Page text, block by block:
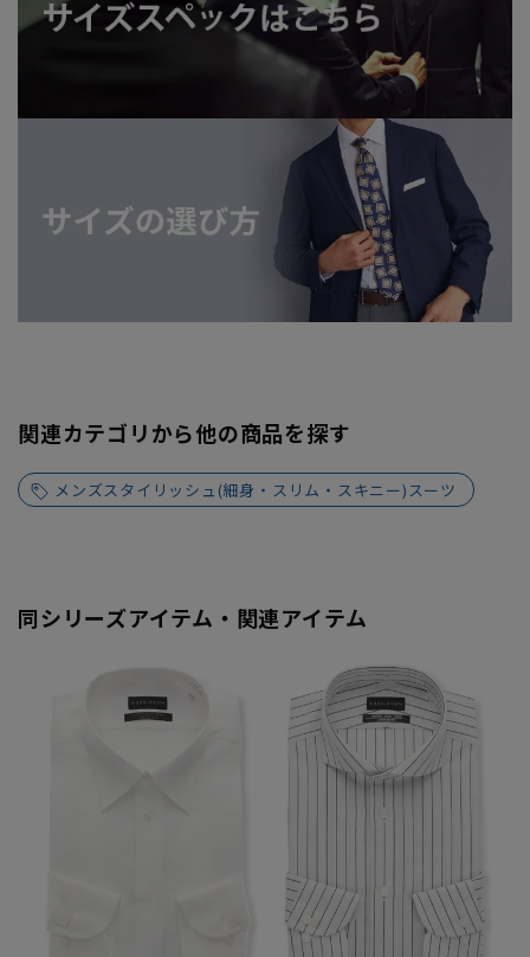
関連カテゴリから他の商品を探す
メンズスタイリッシュ(細身・スリム・スキニー)スーツ
同シリーズアイテム・関連アイテム